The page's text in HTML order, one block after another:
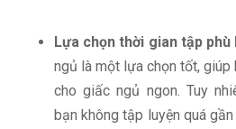
Lựa chọn thời gian tập phù
ngủ là một lựa chọn tốt, giúp
cho giấc ngủ ngon. Tuy
bạn không tập luyện quá